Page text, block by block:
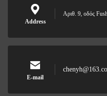
Address
Αριθ. 9, οδός
E-mail